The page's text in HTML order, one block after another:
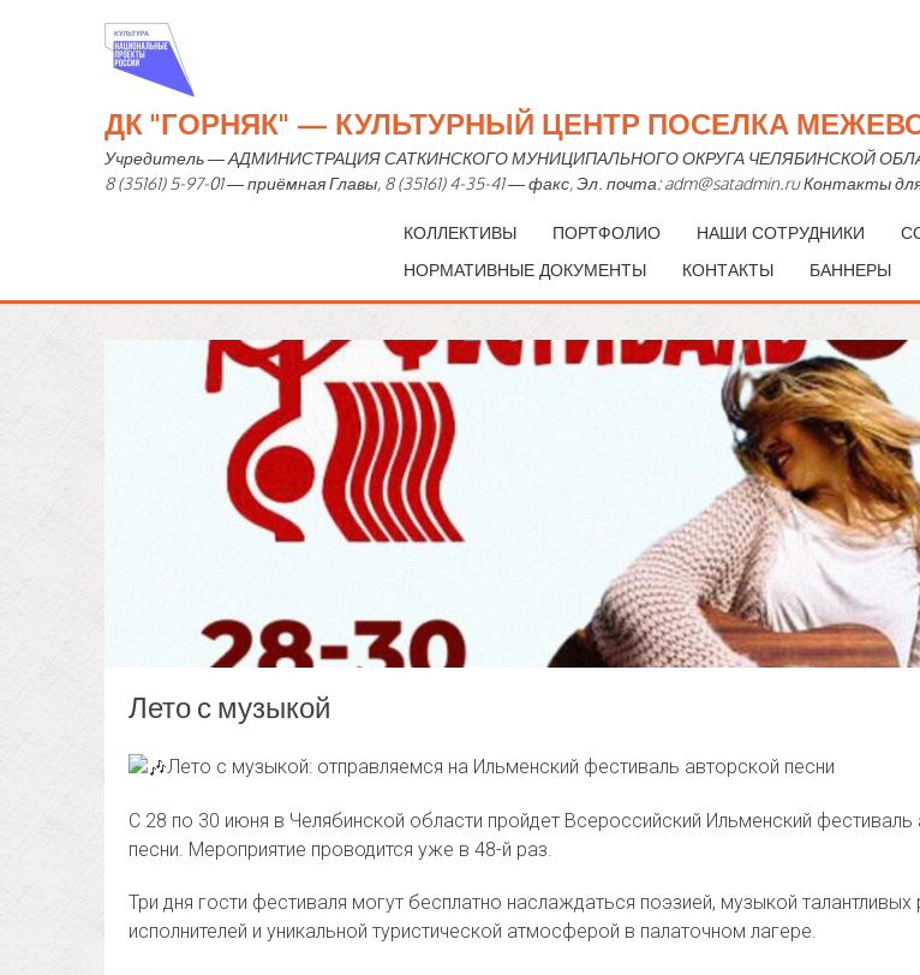
ДК "ГОРНЯК" — КУЛЬТУРНЫЙ ЦЕНТР ПОСЕЛКА
Учредитель — АДМИНИСТРАЦИЯ САТКИНСКОГО МУНИЦИПАЛЬНОГО ОКРУГА ЧЕЛЯБИНСКОЙ ОБЛАСТИ
8 (35161) 5-97-01 — приёмная Главы, 8 (35161) 4-35-41 — факс, Эл. почта: adm@satadmin.ru Контакты
КОЛЛЕКТИВЫ ПОРТФОЛИО НАШИ СОТРУДНИКИ
НОРМАТИВНЫЕ ДОКУМЕНТЫ
КОНТАКТЫ БАННЕРЫ
Лето с музыкой
Лето с музыкой: отправляемся на Ильменский фестиваль авторской песни
С 28 по 30 июня в Челябинской области пройдет Всероссийский Ильменский фестиваль
песни. Мероприятие проводится уже в 48-й раз.
Три дня гости фестиваля могут бесплатно наслаждаться поэзией, музыкой талантливых
исполнителей и уникальной туристической атмосферой в палаточном лагере.